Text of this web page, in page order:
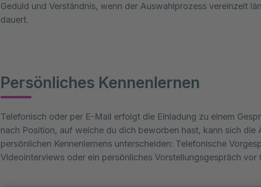
Geduld und Verständnis, wenn der Auswahlprozess vereinzelt
dauert.
Persönliches Kennenlernen
Telefonisch oder per E-Mail erfolgt die Einladung zu einem
nach Position, auf welche du dich beworben hast, kann sich die
persönlichen Kennenlernens unterscheiden: Telefonische
Videointerviews oder ein persönliches Vorstellungsgespräch vor